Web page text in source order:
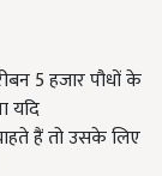
5हजार पौधों के
यदि
हैं तो उसके लिए